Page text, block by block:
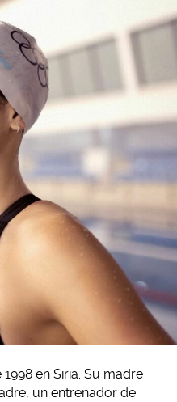
en Siria. Su madre
un entrenador de